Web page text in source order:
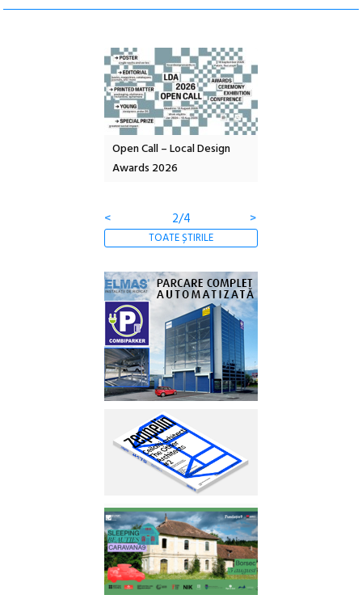
Open Call – Local Design
Awards 2026
<
2/4 >
TOATE ȘTIRILE